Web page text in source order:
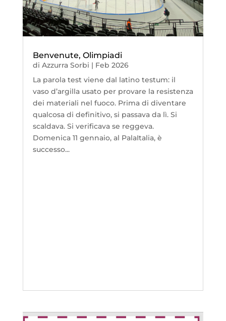
Benvenute, Olimpiadi
di Azzurra Sorbi | Feb 2026
La parola test viene dal latino testum: il
vaso d’argilla usato per provare la resistenza
dei materiali nel fuoco. Prima di diventare
qualcosa di definitivo, si passava da lì. Si
scaldava. Si verificava se reggeva.
Domenica 11 gennaio, al PalaItalia, è
successo...